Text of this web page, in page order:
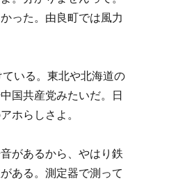
った。由良町では風力
いる。東北や北海道の
国共産党みたいだ。日
ホらしさよ。
があるから、やはり鉄
ある。測定器で測って